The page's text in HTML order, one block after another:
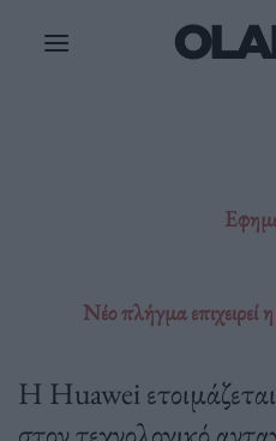
Νέο πλήγμα
Η Huawei